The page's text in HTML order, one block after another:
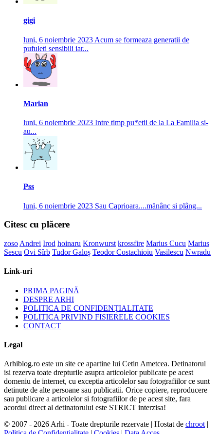
gigi
luni, 6 noiembrie 2023 Acum se formeaza generatii de
pufuleti sensibili iar...
Marian
luni, 6 noiembrie 2023 Intre timp pu*etii de la La Familia si-
au...
Pss
luni, 6 noiembrie 2023 Sau Caprioara....mănânc si plâng...
Citesc cu plăcere
zoso Andrei Irod hoinaru Kronwurst krossfire Marius Cucu Marius
Sescu Ovi Sîrb Tudor Galoș Teodor Costachioiu Vasilescu Nwradu
Link-uri
PRIMA PAGINĂ
DESPRE ARHI
POLITICA DE CONFIDENȚIALITATE
POLITICA PRIVIND FISIERELE COOKIES
CONTACT
Legal
Arhiblog.ro este un site ce apartine lui Cetin Ametcea. Detinatorul
isi rezerva toate drepturile asupra articolelor publicate pe acest
domeniu de internet, cu exceptia articolelor sau fotografiilor ce sunt
detinute de alte persoane sau publicatii. Orice copiere, reproducere
sau publicare a articolelor si fotografiilor de pe acest site, fara
acordul direct al detinatorului este STRICT interzisa!
© 2007 - 2026 Arhi - Toate drepturile rezervate | Hostat de chroot |